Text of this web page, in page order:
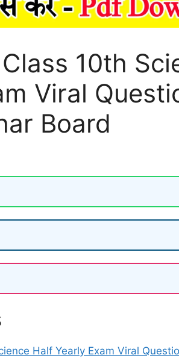
10th
Viral
Board
Half Yearly Exam Viral